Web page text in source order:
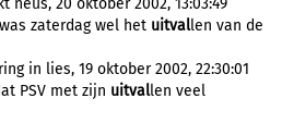
neus, 20 oktober 2002, 13:03:49
zaterdag wel het uitvallen van de
in lies, 19 oktober 2002, 22:30:01
PSV met zijn uitvallen veel